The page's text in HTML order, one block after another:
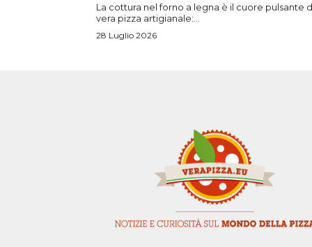
La cottura nel forno a legna è il cuore pulsante
vera pizza artigianale:...
28 Luglio 2026